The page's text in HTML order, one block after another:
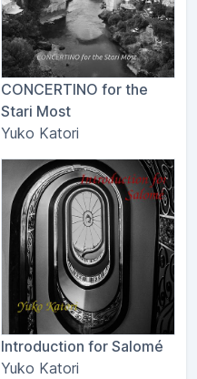
CONCERTINO for the
Stari Most
Yuko Katori
Introduction for Salomé
Yuko Katori